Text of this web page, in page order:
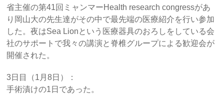
省主催の第41回ミャンマーHealth research congressがあ
り岡山大の先生達がその中で最先端の医療紹介を行い参加
した。夜はSea Lionという医療器具のおろしをしている会
社のサポートで我々の講演と脊椎グループによる歓迎会が
開催された。
3日目（1月8日）：
手術漬けの1日であった。